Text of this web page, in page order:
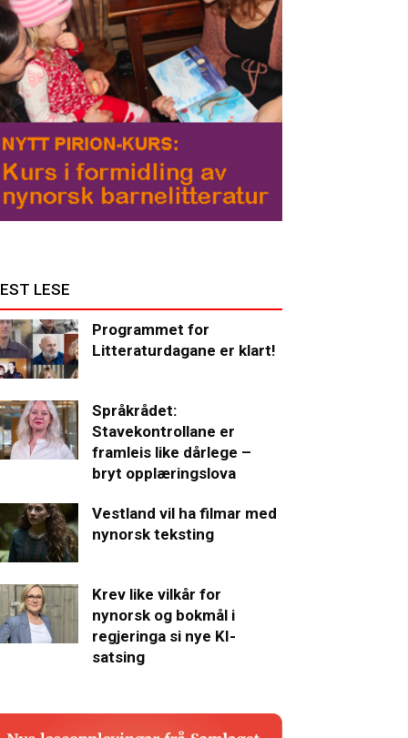
LESE
Programmet for
Litteraturdagane er klart!
Språkrådet:
Stavekontrollane er
framleis like dårlege –
bryt opplæringslova
Vestland vil ha filmar med
nynorsk teksting
Krev like vilkår for
nynorsk og bokmål i
regjeringa si nye KI-
satsing